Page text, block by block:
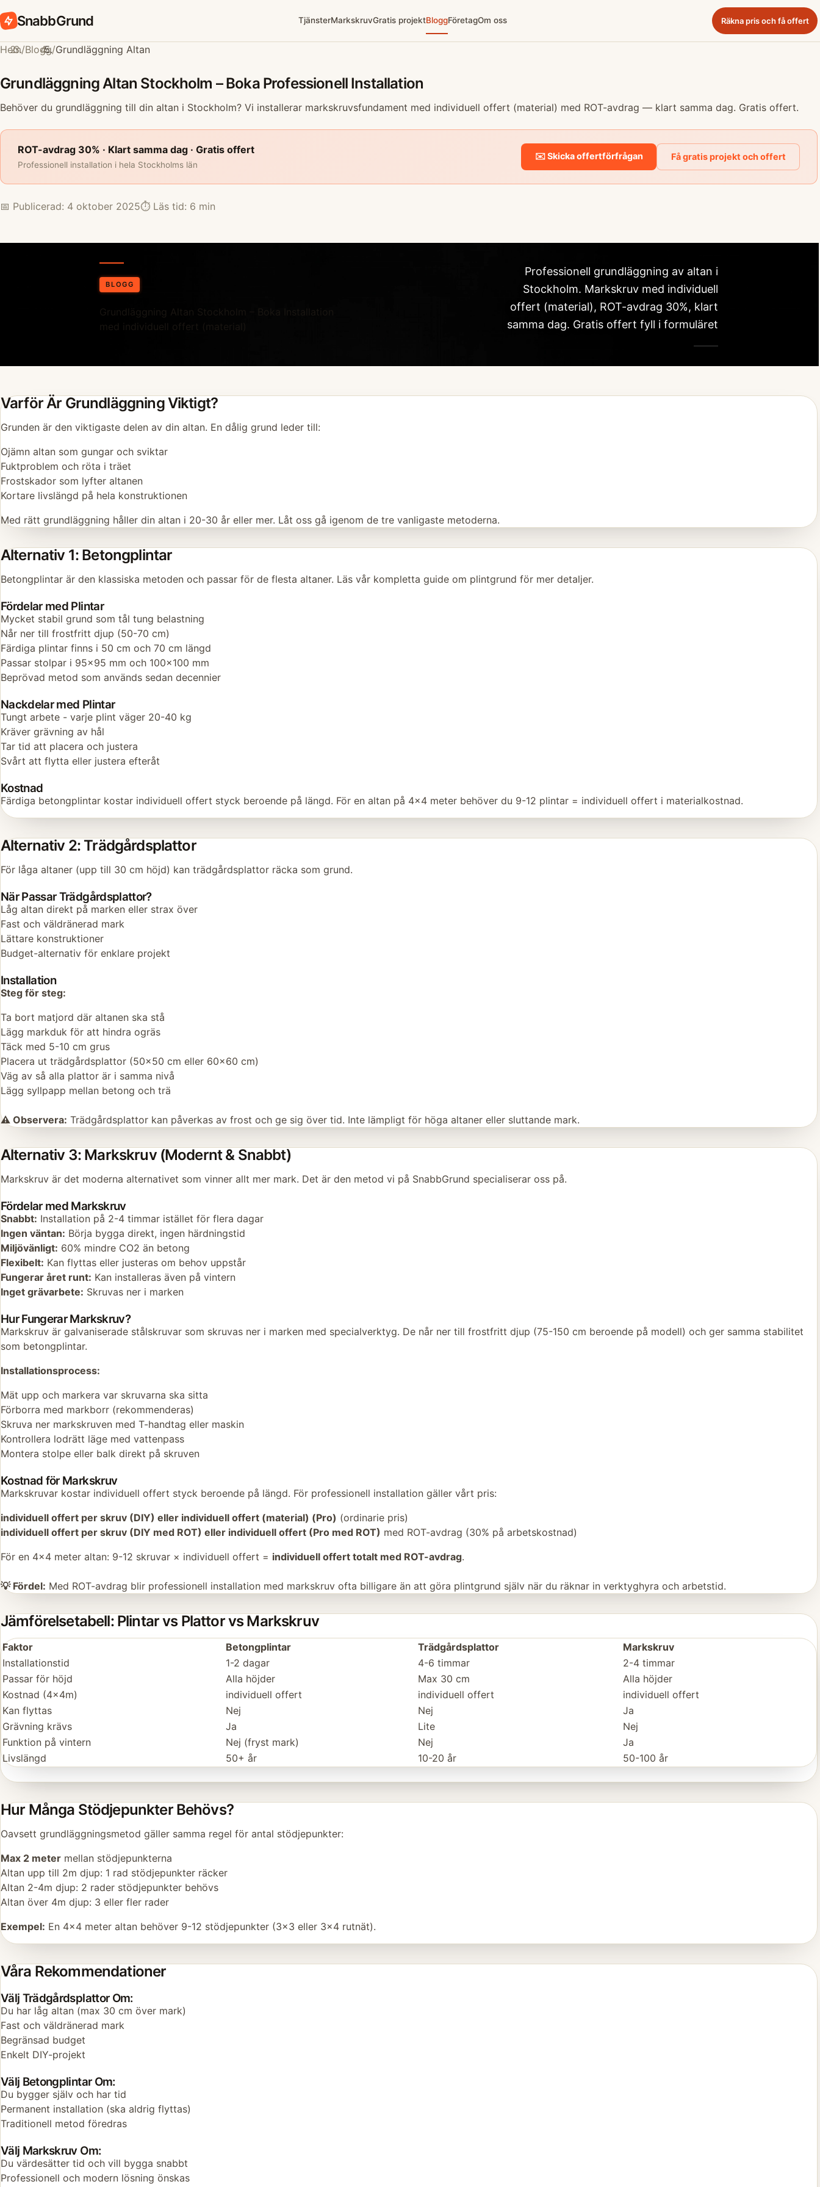
SnabbGrund TjänsterMarkskruvGratis projektBloggFöretagOm oss Räkna pris och få offert
Hem/Blogg/Grundläggning Altan
Grundläggning Altan Stockholm – Boka Professionell Installation
Behöver du grundläggning till din altan i Stockholm? Vi installerar markskruvsfundament med individuell offert (material) med ROT-avdrag — klart samma dag. Gratis offert.
ROT-avdrag 30% · Klart samma dag · Gratis offert
Professionell installation i hela Stockholms län
✉️ Skicka offertförfrågan Få gratis projekt och offert
📅 Publicerad: 4 oktober 2025⏱️ Läs tid: 6 min
BLOGG
Grundläggning Altan Stockholm – Boka Installation
med individuell offert (material)
Professionell grundläggning av altan i
Stockholm. Markskruv med individuell
offert (material), ROT-avdrag 30%, klart
samma dag. Gratis offert fyll i formuläret
Varför Är Grundläggning Viktigt?
Grunden är den viktigaste delen av din altan. En dålig grund leder till:
Ojämn altan som gungar och sviktar
Fuktproblem och röta i träet
Frostskador som lyfter altanen
Kortare livslängd på hela konstruktionen
Med rätt grundläggning håller din altan i 20-30 år eller mer. Låt oss gå igenom de tre vanligaste metoderna.
Alternativ 1: Betongplintar
Betongplintar är den klassiska metoden och passar för de flesta altaner. Läs vår kompletta guide om plintgrund för mer detaljer.
Fördelar med Plintar
Mycket stabil grund som tål tung belastning
Når ner till frostfritt djup (50-70 cm)
Färdiga plintar finns i 50 cm och 70 cm längd
Passar stolpar i 95x95 mm och 100x100 mm
Beprövad metod som används sedan decennier
Nackdelar med Plintar
Tungt arbete - varje plint väger 20-40 kg
Kräver grävning av hål
Tar tid att placera och justera
Svårt att flytta eller justera efteråt
Kostnad
Färdiga betongplintar kostar individuell offert styck beroende på längd. För en altan på 4x4 meter behöver du 9-12 plintar = individuell offert i materialkostnad.
Alternativ 2: Trädgårdsplattor
För låga altaner (upp till 30 cm höjd) kan trädgårdsplattor räcka som grund.
När Passar Trädgårdsplattor?
Låg altan direkt på marken eller strax över
Fast och väldränerad mark
Lättare konstruktioner
Budget-alternativ för enklare projekt
Installation
Steg för steg:
Ta bort matjord där altanen ska stå
Lägg markduk för att hindra ogräs
Täck med 5-10 cm grus
Placera ut trädgårdsplattor (50x50 cm eller 60x60 cm)
Väg av så alla plattor är i samma nivå
Lägg syllpapp mellan betong och trä
⚠️ Observera: Trädgårdsplattor kan påverkas av frost och ge sig över tid. Inte lämpligt för höga altaner eller sluttande mark.
Alternativ 3: Markskruv (Modernt & Snabbt)
Markskruv är det moderna alternativet som vinner allt mer mark. Det är den metod vi på SnabbGrund specialiserar oss på.
Fördelar med Markskruv
Snabbt: Installation på 2-4 timmar istället för flera dagar
Ingen väntan: Börja bygga direkt, ingen härdningstid
Miljövänligt: 60% mindre CO2 än betong
Flexibelt: Kan flyttas eller justeras om behov uppstår
Fungerar året runt: Kan installeras även på vintern
Inget grävarbete: Skruvas ner i marken
Hur Fungerar Markskruv?
Markskruv är galvaniserade stålskruvar som skruvas ner i marken med specialverktyg. De når ner till frostfritt djup (75-150 cm beroende på modell) och ger samma stabilitet
som betongplintar.
Installationsprocess:
Mät upp och markera var skruvarna ska sitta
Förborra med markborr (rekommenderas)
Skruva ner markskruven med T-handtag eller maskin
Kontrollera lodrätt läge med vattenpass
Montera stolpe eller balk direkt på skruven
Kostnad för Markskruv
Markskruvar kostar individuell offert styck beroende på längd. För professionell installation gäller vårt pris:
individuell offert per skruv (DIY) eller individuell offert (material) (Pro) (ordinarie pris)
individuell offert per skruv (DIY med ROT) eller individuell offert (Pro med ROT) med ROT-avdrag (30% på arbetskostnad)
För en 4x4 meter altan: 9-12 skruvar × individuell offert = individuell offert totalt med ROT-avdrag.
💡 Fördel: Med ROT-avdrag blir professionell installation med markskruv ofta billigare än att göra plintgrund själv när du räknar in verktyghyra och arbetstid.
Jämförelsetabell: Plintar vs Plattor vs Markskruv
Faktor Betongplintar Trädgårdsplattor
Markskruv
Installationstid
1-2 dagar 4-6 timmar
2-4 timmar
Passar för höjd
Alla höjder Max 30 cm
Alla höjder
Kostnad (4x4m)
individuell offert individuell offert
individuell offert
Kan flyttas
Nej Nej
Ja
Grävning krävs
Ja Lite
Nej
Funktion på vintern
Nej (fryst mark) Nej
Ja
Livslängd
50+ år 10-20 år 50-100 år
Hur Många Stödjepunkter Behövs?
Oavsett grundläggningsmetod gäller samma regel för antal stödjepunkter:
Max 2 meter mellan stödjepunkterna
Altan upp till 2m djup: 1 rad stödjepunkter räcker
Altan 2-4m djup: 2 rader stödjepunkter behövs
Altan över 4m djup: 3 eller fler rader
Exempel: En 4x4 meter altan behöver 9-12 stödjepunkter (3x3 eller 3x4 rutnät).
Våra Rekommendationer
Välj Trädgårdsplattor Om:
Du har låg altan (max 30 cm över mark)
Fast och väldränerad mark
Begränsad budget
Enkelt DIY-projekt
Välj Betongplintar Om:
Du bygger själv och har tid
Permanent installation (ska aldrig flyttas)
Traditionell metod föredras
Välj Markskruv Om:
Du värdesätter tid och vill bygga snabbt
Professionell och modern lösning önskas